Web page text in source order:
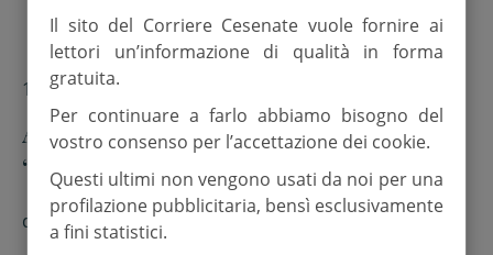
10 Novembre 2017
Apre lo sportello di ascolto
“Conversando con lo psicologo”
di Redazione
Il sito del Corriere Cesenate vuole fornire ai
lettori un’informazione di qualità in forma
gratuita.
Per continuare a farlo abbiamo bisogno del
vostro consenso per l’accettazione dei cookie.
Questi ultimi non vengono usati da noi per una
profilazione pubblicitaria, bensì esclusivamente
a fini statistici.